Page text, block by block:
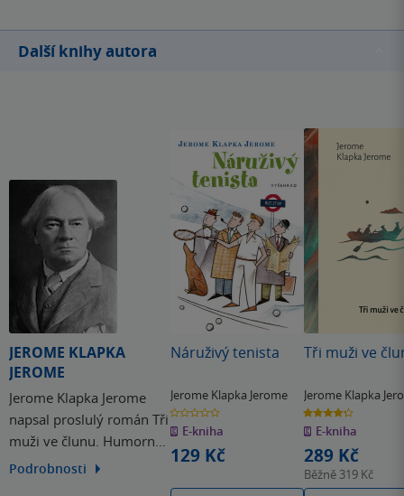
Další knihy autora
JEROME KLAPKA
JEROME
Jerome Klapka Jerome
napsal proslulý román Tři
muži ve člunu. Humorná
nota jeho děl však
Podrobnosti
Náruživý tenista
Jerome Klapka Jerome
0.0
z
5
hvězdiček
E-kniha
129 Kč
Tři muži ve
Jerome Klapka
4.3
z
5
hvězdiček
E-kniha
289 Kč
Běžně 319 Kč